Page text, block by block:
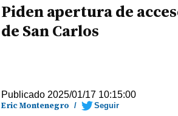
Piden apertura de
de San Carlos
Publicado 2025/01/17 10:15:00
Eric Montenegro / Seguir